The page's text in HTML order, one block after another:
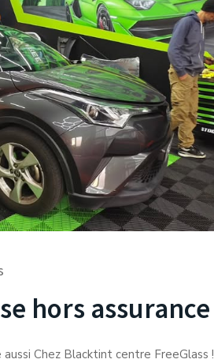
hors assurance
Chez Blacktint centre FreeGlass !